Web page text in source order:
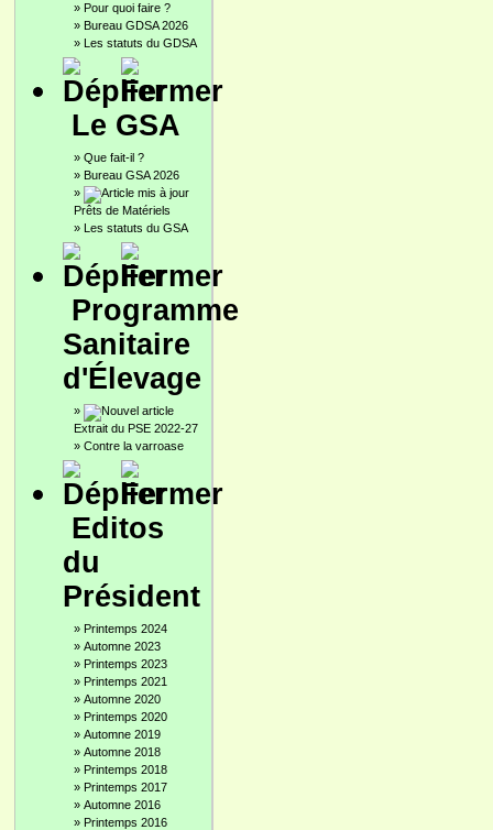
» Pour quoi faire ?
» Bureau GDSA 2026
» Les statuts du GDSA
Le GSA
» Que fait-il ?
» Bureau GSA 2026
»
Prêts de Matériels
» Les statuts du GSA
Programme
Sanitaire
d'Élevage
»
Extrait du PSE 2022-27
» Contre la varroase
Editos
du
Président
» Printemps 2024
» Automne 2023
» Printemps 2023
» Printemps 2021
» Automne 2020
» Printemps 2020
» Automne 2019
» Automne 2018
» Printemps 2018
» Printemps 2017
» Automne 2016
» Printemps 2016